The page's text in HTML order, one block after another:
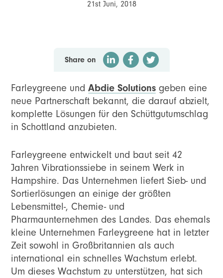
21st Juni, 2018
Share on
Farleygreene undAbdie Solutions geben eine
neue Partnerschaft bekannt, die darauf abzielt,
komplette Lösungen für den Schüttgutumschlag
in Schottland anzubieten.
Farleygreene entwickelt und baut seit 42
Jahren Vibrationssiebe in seinem Werk in
Hampshire. Das Unternehmen liefert Sieb- und
Sortierlösungen an einige der größten
Lebensmittel-, Chemie- und
Pharmaunternehmen des Landes. Das ehemals
kleine Unternehmen Farleygreene hat in letzter
Zeit sowohl in Großbritannien als auch
international ein schnelles Wachstum erlebt.
Um dieses Wachstum zu unterstützen, hat sich